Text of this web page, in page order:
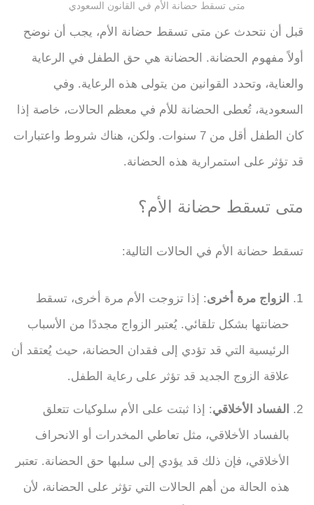
متى تسقط حضانة الأم في القانون السعودي
قبل أن نتحدث عن متى تسقط حضانة الأم، يجب أن نوضح
أولاً مفهوم الحضانة. الحضانة هي حق الطفل في الرعاية
والعناية، وتحدد القوانين من يتولى هذه الرعاية. وفي
السعودية، تُعطى الحضانة للأم في معظم الحالات، خاصة إذا
كان الطفل أقل من 7 سنوات. ولكن، هناك شروط واعتبارات
قد تؤثر على استمرارية هذه الحضانة.
متى تسقط حضانة الأم؟
تسقط حضانة الأم في الحالات التالية:
الزواج مرة أخرى: إذا تزوجت الأم مرة أخرى، تسقط
حضانتها بشكل تلقائي. يُعتبر الزواج مجددًا من الأسباب
الرئيسية التي قد تؤدي إلى فقدان الحضانة، حيث يُعتقد أن
علاقة الزوج الجديد قد تؤثر على رعاية الطفل.
الفساد الأخلاقي: إذا ثبتت على الأم سلوكيات تتعلق
بالفساد الأخلاقي، مثل تعاطي المخدرات أو الانحراف
الأخلاقي، فإن ذلك قد يؤدي إلى سلبها حق الحضانة. تعتبر
هذه الحالة من أهم الحالات التي تؤثر على الحضانة، لأن